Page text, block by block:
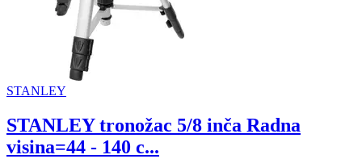
STANLEY
STANLEY tronožac 5/8 inča Radna
visina=44 - 140 c...